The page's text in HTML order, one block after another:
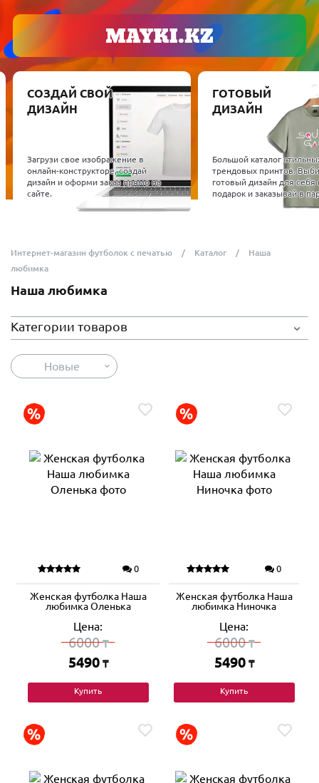
СОЗДАЙ СВОЙ
ДИЗАЙН
Загрузи свое изображение в
онлайн-конструкторе, создай
дизайн и оформи заказ прямо на
сайте.
ГОТОВЫЙ
ДИЗАЙН
Большой каталог
трендовых принтов.
готовый дизайн для себя
подарок и заказывай в
Интернет-магазин футболок с печатью Каталог
Наша
любимка
Наша любимка
Категории товаров
Новые
0
Женская футболка Наша
любимка Оленька
Цена:
6000₸
5490 ₸
Купить
0
Женская футболка Наша
любимка Ниночка
Цена:
6000₸
5490 ₸
Купить